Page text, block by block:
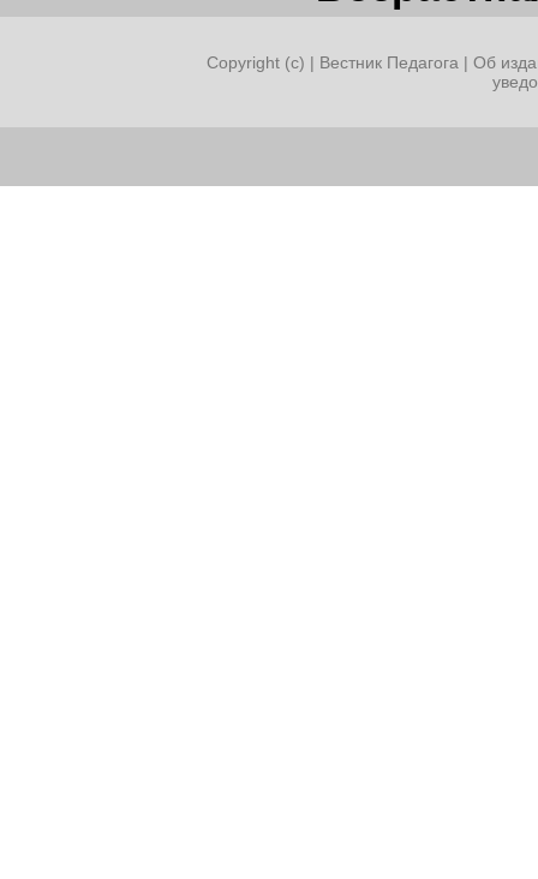
Copyright (c) | Вестник Педагога | Об